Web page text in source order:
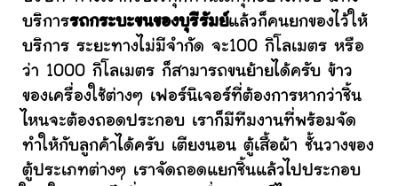
บริการรถกระบะขนของบุรีรัมย์แล้วก็คนยกของไว้ให้
บริการ ระยะทางไม่มีจำกัด จะ100 กิโลเมตร หรือ
ว่า 1000 กิโลเมตร ก็สามารถขนย้ายได้ครับ ข้าว
ของเครื่องใช้ต่างๆ เฟอร์นิเจอร์ที่ต้องการหากว่าชิ้น
ไหนจะต้องถอดประกอบ เราก็มีทีมงานที่พร้อมจัด
ทำให้กับลูกค้าได้ครับ เตียงนอน ตู้เสื้อผ้า ชั้นวางของ
ตู้ประเภทต่างๆ เราจัดถอดแยกชิ้นแล้วไปประกอบ